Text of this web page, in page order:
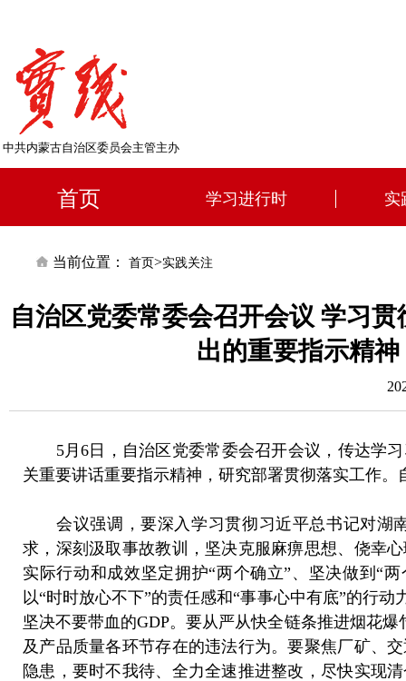
中共内蒙古自治区委员会主管主办
首页 学习进行时 实
当前位置： 首页>实践关注
自治区党委常委会召开会议 学习
出的重要指示精
5月6日，自治区党委常委会召开会议，传达学习
关重要讲话重要指示精神，研究部署贯彻落实工作
会议强调，要深入学习贯彻习近平总书记对湖
求，深刻汲取事故教训，坚决克服麻痹思想、侥幸
实际行动和成效坚定拥护“两个确立”、坚决做到“
以“时时放心不下”的责任感和“事事心中有底”的行
坚决不要带血的GDP。要从严从快全链条推进烟花
及产品质量各环节存在的违法行为。要聚焦厂矿、
隐患，要时不我待、全力全速推进整改，尽快实现